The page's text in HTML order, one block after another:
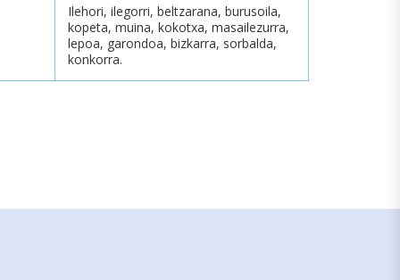
Ilehori, ilegorri, beltzarana, burusoila,
kopeta, muina, kokotxa, masailezurra,
lepoa, garondoa, bizkarra, sorbalda,
konkorra.